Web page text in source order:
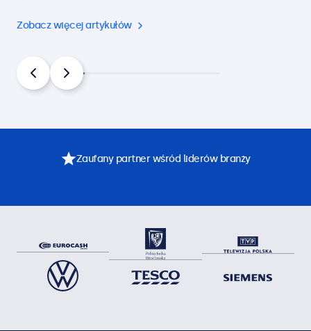
Zobacz więcej artykułów
Zaufany partner wśród liderów branży